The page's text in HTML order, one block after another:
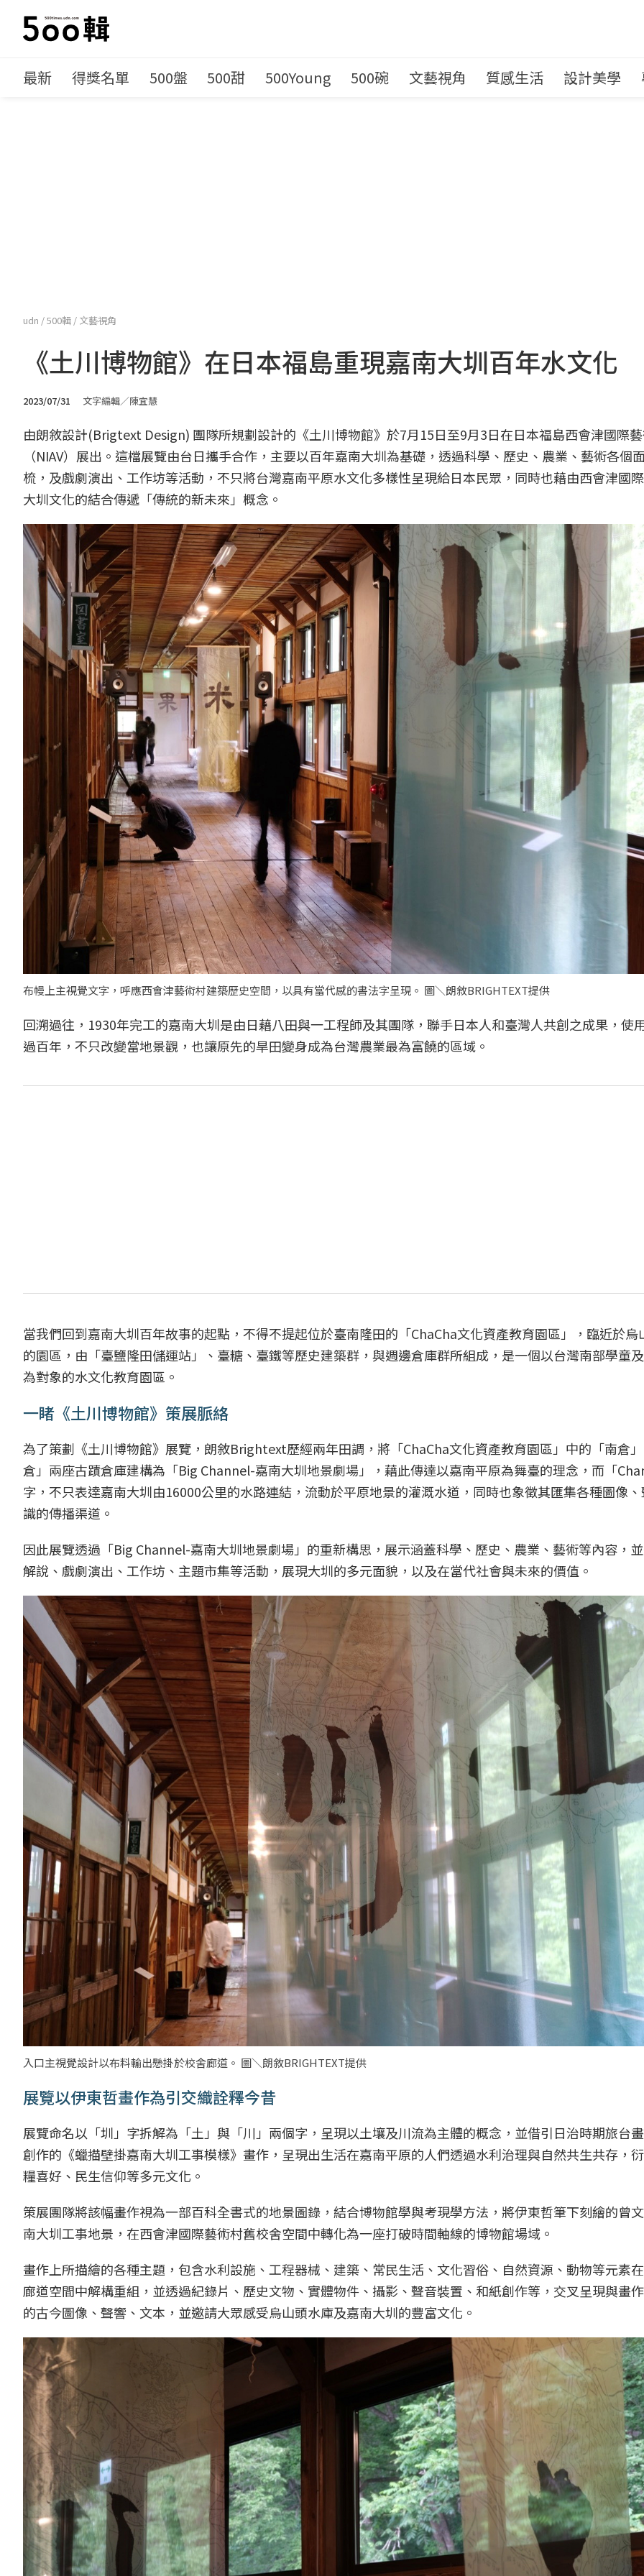
最新 得獎名單 500盤 500甜 500Young 500碗 文藝視角 質感生活 設計美學
udn /500輯 / 文藝視角
《土川博物館》在日本福島重現嘉南大圳百年水文化
2023/07/31 文字編輯／陳宜慧
由朗敘設計(Brigtext Design) 團隊所規劃設計的《土川博物館》於7月15日至9月3日在日本福島西會津國際
（NIAV）展出。這檔展覽由台日攜手合作，主要以百年嘉南大圳為基礎，透過科學、歷史、農業、藝術各個
梳，及戲劇演出、工作坊等活動，不只將台灣嘉南平原水文化多樣性呈現給日本民眾，同時也藉由西會津國
大圳文化的結合傳遞「傳統的新未來」概念。
布幔上主視覺文字，呼應西會津藝術村建築歷史空間，以具有當代感的書法字呈現。 圖＼朗敘BRIGHTEXT提供
回溯過往，1930年完工的嘉南大圳是由日藉八田與一工程師及其團隊，聯手日本人和臺灣人共創之成果，使
過百年，不只改變當地景觀，也讓原先的旱田變身成為台灣農業最為富饒的區域。
當我們回到嘉南大圳百年故事的起點，不得不提起位於臺南隆田的「ChaCha文化資產教育園區」，臨近於烏
的園區，由「臺鹽隆田儲運站」、臺糖、臺鐵等歷史建築群，與週邊倉庫群所組成，是一個以台灣南部學童
為對象的水文化教育園區。
一睹《土川博物館》策展脈絡
為了策劃《土川博物館》展覽，朗敘Brightext歷經兩年田調，將「ChaCha文化資產教育園區」中的「南倉
倉」兩座古蹟倉庫建構為「Big Channel-嘉南大圳地景劇場」，藉此傳達以嘉南平原為舞臺的理念，而「
字，不只表達嘉南大圳由16000公里的水路連結，流動於平原地景的灌溉水道，同時也象徵其匯集各種圖像
識的傳播渠道。
因此展覽透過「Big Channel-嘉南大圳地景劇場」的重新構思，展示涵蓋科學、歷史、農業、藝術等內容，
解說、戲劇演出、工作坊、主題市集等活動，展現大圳的多元面貌，以及在當代社會與未來的價值。
入口主視覺設計以布料輸出懸掛於校舍廊道。 圖＼朗敘BRIGHTEXT提供
展覽以伊東哲畫作為引交織詮釋今昔
展覽命名以「圳」字拆解為「土」與「川」兩個字，呈現以土壤及川流為主體的概念，並借引日治時期旅台
創作的《蠟描壁掛嘉南大圳工事模樣》畫作，呈現出生活在嘉南平原的人們透過水利治理與自然共生共存，
糧喜好、民生信仰等多元文化。
策展團隊將該幅畫作視為一部百科全書式的地景圖錄，結合博物館學與考現學方法，將伊東哲筆下刻繪的曾
南大圳工事地景，在西會津國際藝術村舊校舍空間中轉化為一座打破時間軸線的博物館場域。
畫作上所描繪的各種主題，包含水利設施、工程器械、建築、常民生活、文化習俗、自然資源、動物等元素
廊道空間中解構重組，並透過紀錄片、歷史文物、實體物件、攝影、聲音裝置、和紙創作等，交叉呈現與畫
的古今圖像、聲響、文本，並邀請大眾感受烏山頭水庫及嘉南大圳的豐富文化。